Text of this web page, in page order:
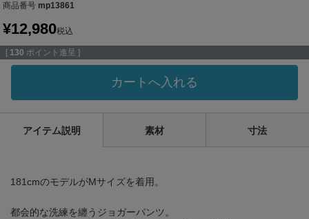
商品番号 mp13861
¥12,980税込
[ 130 ポイント進呈 ]
カートへ入れる
アイテム説明 素材 寸法
181cmのモデルがMサイズを着用。
都会的な洗練を纏うジョガーパンツ。